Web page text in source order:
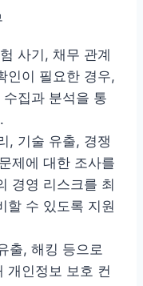
사기, 채무 관계
인이 필요한 경우,
집과 분석을 통
, 기술 유출, 경쟁
제에 대한 조사를
경영 리스크를 최
할 수 있도록 지원
출, 해킹 등으로
개인정보 보호 컨